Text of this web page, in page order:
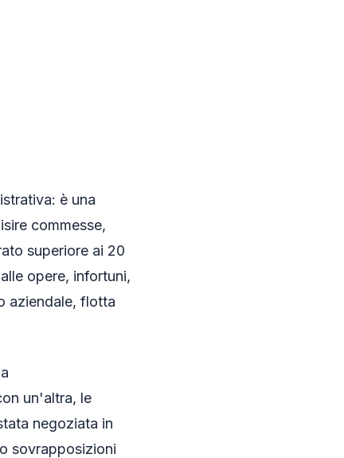
è una
commesse,
superiore ai 20
opere, infortuni,
aziendale, flotta
un'altra, le
negoziata in
sovrapposizioni